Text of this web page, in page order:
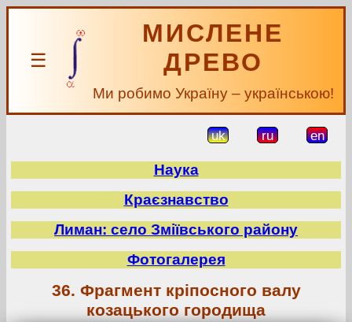
☰
МИСЛЕНЕ
ДРЕВО
Ми робимо Україну – українською!
uk ru en
Наука
Краєзнавство
Лиман: село Зміївського району
Фотогалерея
36. Фрагмент кріпосного валу
козацького городища